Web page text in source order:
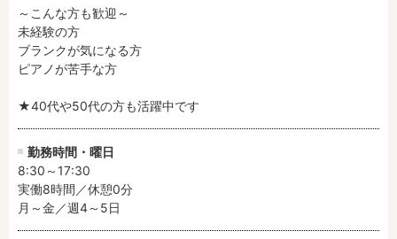
～こんな方も歓迎～
未経験の方
ブランクが気になる方
ピアノが苦手な方
★40代や50代の方も活躍中です
勤務時間・曜日
8:30～17:30
実働8時間／休憩0分
月～金／週4～5日
フリーワード検索